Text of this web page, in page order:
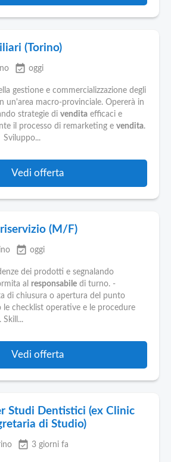
(Torino)
event_available oggi
gestione e commercializzazione degli
un'area macro-provinciale. Opererà in
strategie di vendita efficaci e
il processo di remarketing e vendita.
Vedi offerta
(M/F)
event_available oggi
dei prodotti e segnalando
al responsabile di turno. -
di chiusura o apertura del punto
le checklist operative e le procedure
Skill...
Vedi offerta
Studi Dentistici (ex Clinic
di Studio)
event_available 3 giorni fa